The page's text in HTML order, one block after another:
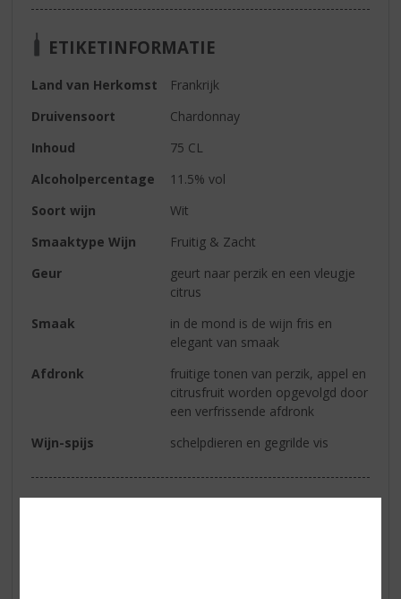
ETIKETINFORMATIE
Land van Herkomst
Frankrijk
Druivensoort
Chardonnay
Inhoud
75 CL
Alcoholpercentage
11.5% vol
Soort wijn
Wit
Smaaktype Wijn
Fruitig & Zacht
Geur
geurt naar perzik en een vleugje
citrus
Smaak
in de mond is de wijn fris en
elegant van smaak
Afdronk
fruitige tonen van perzik, appel en
citrusfruit worden opgevolgd door
een verfrissende afdronk
Wijn-spijs
schelpdieren en gegrilde vis